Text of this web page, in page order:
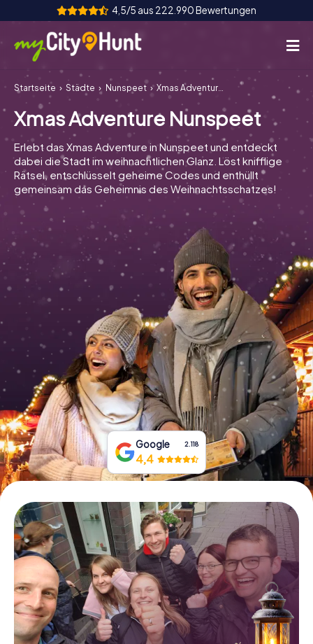
4,5/5 aus 222.990 Bewertungen
So funktioniert's
Städte
Touren
Teamevent
Tickets
INT AT CH
DE
FR UK
IT
NL
Tickets buchen
Gutscheine bestellen
Startseite Städte Nunspeet Xmas Adventure Nunspeet
Xmas Adventure Nunspeet
Erlebt das Xmas Adventure in Nunspeet und entdeckt
dabei die Stadt im weihnachtlichen Glanz. Löst knifflige
Rätsel, entschlüsselt geheime Codes und enthüllt
gemeinsam das Geheimnis des Weihnachtsschatzes!
Google 2.118
4,4